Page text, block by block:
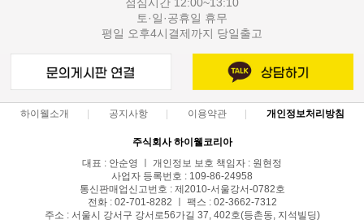
토·일·공휴일 휴무
평일 오후4시결제까지 당일출고
하이웰소개 공지사항 이용약관 개인정보처리방침
주식회사 하이웰코리아
대표 : 안순영 ㅣ 개인정보 보호 책임자 : 원현정
사업자 등록번호 : 109-86-24958
통신판매업신고번호 : 제2010-서울강서-0782호
전화 : 02-701-8282 ㅣ 팩스 : 02-3662-7312
주소 : 서울시 강서구 강서로56가길 37, 402호(등촌동, 지석빌딩)